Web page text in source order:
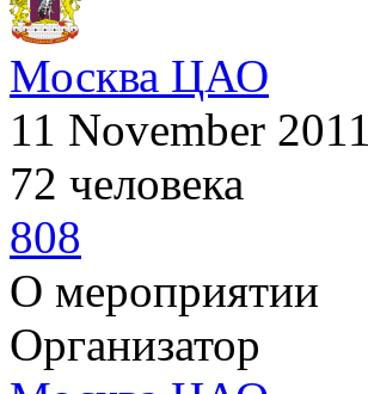
Москва ЦАО
11 November 2011
72 человека
808
О мероприятии
Организатор